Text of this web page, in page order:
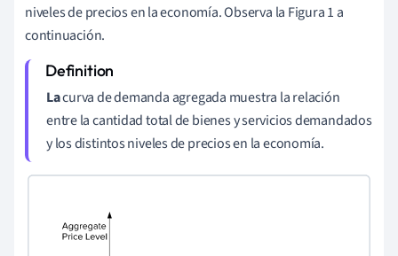
niveles de precios en la economía. Observa la Figura 1 a
continuación.
Lacurva de demanda agregada muestra la relación
entre la cantidad total de bienes y servicios demandados
y los distintos niveles de precios en la economía.